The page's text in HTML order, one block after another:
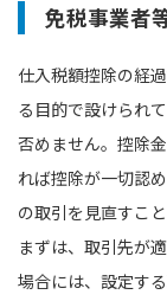
免税事業者
仕入税額控除の経
る目的で設けられ
否めません。控除
れば控除が一切認
の取引を見直すこ
まずは、取引先が
場合には、設定す